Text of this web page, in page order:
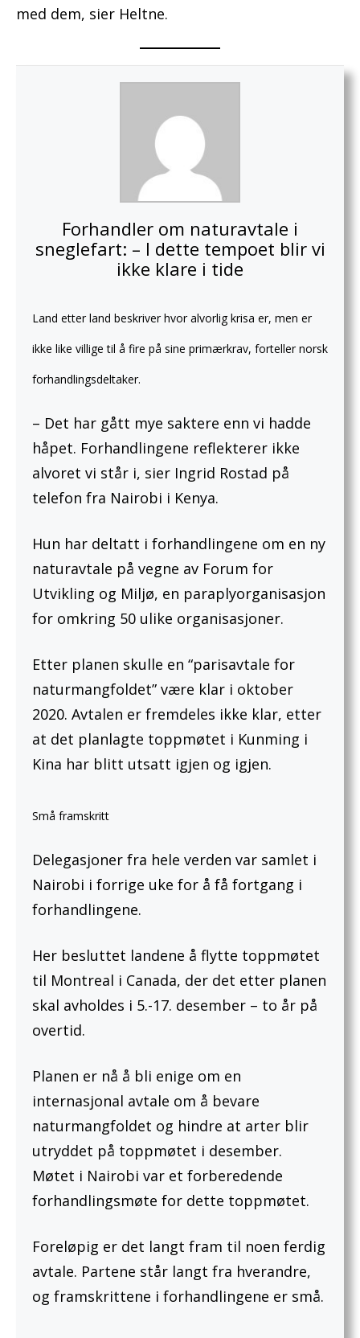
med dem, sier Heltne.
Forhandler om naturavtale i
sneglefart: – I dette tempoet blir vi
ikke klare i tide
Land etter land beskriver hvor alvorlig krisa er, men er
ikke like villige til å fire på sine primærkrav, forteller norsk
forhandlingsdeltaker.
– Det har gått mye saktere enn vi hadde
håpet. Forhandlingene reflekterer ikke
alvoret vi står i, sier Ingrid Rostad på
telefon fra Nairobi i Kenya.
Hun har deltatt i forhandlingene om en ny
naturavtale på vegne av Forum for
Utvikling og Miljø, en paraplyorganisasjon
for omkring 50 ulike organisasjoner.
Etter planen skulle en “parisavtale for
naturmangfoldet” være klar i oktober
2020. Avtalen er fremdeles ikke klar, etter
at det planlagte toppmøtet i Kunming i
Kina har blitt utsatt igjen og igjen.
Små framskritt
Delegasjoner fra hele verden var samlet i
Nairobi i forrige uke for å få fortgang i
forhandlingene.
Her besluttet landene å flytte toppmøtet
til Montreal i Canada, der det etter planen
skal avholdes i 5.-17. desember – to år på
overtid.
Planen er nå å bli enige om en
internasjonal avtale om å bevare
naturmangfoldet og hindre at arter blir
utryddet på toppmøtet i desember.
Møtet i Nairobi var et forberedende
forhandlingsmøte for dette toppmøtet.
Foreløpig er det langt fram til noen ferdig
avtale. Partene står langt fra hverandre,
og framskrittene i forhandlingene er små.